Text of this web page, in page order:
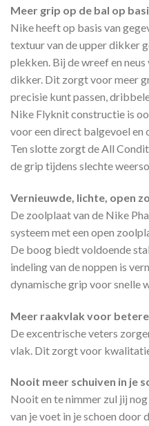
Meer grip op de bal op
Nike heeft op basis van
textuur van de upper dikker
plekken. Bij de wreef en
dikker. Dit zorgt voor meer
precisie kunt passen,
Nike Flyknit constructie is
voor een direct balgevoel en
Ten slotte zorgt de All
de grip tijdens slechte
Vernieuwde, lichte, open
De zoolplaat van de Nike
systeem met een open
De boog biedt voldoende
indeling van de noppen is
dynamische grip voor snelle
Meer raakvlak voor
De excentrische veters
vlak. Dit zorgt voor
Nooit meer schuiven in je
Nooit en te nimmer zul jij
van je voet in je schoen door